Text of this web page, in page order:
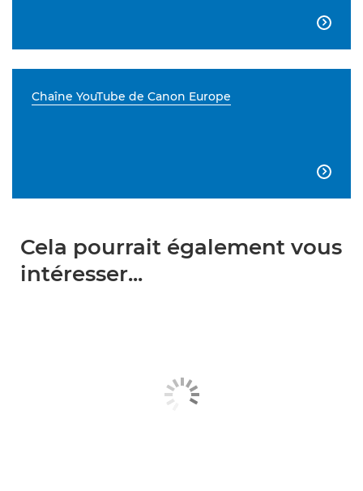

Chaîne YouTube de Canon Europe

Cela pourrait également vous
intéresser...